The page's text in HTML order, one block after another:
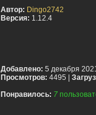
Автор: Dingo2742
Версия: 1.12.4
Добавлено: 5 декабря
Просмотров: 4495 |
Понравилось: 7